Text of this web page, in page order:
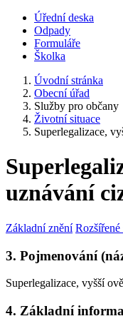
Úřední deska
Odpady
Formuláře
Školka
Úvodní stránka
Obecní úřad
Služby pro občany
Životní situace
Superlegalizace,
uznávání
Základní znění Rozšířené
3. Pojmenování
Superlegalizace, vyšší
4. Základní